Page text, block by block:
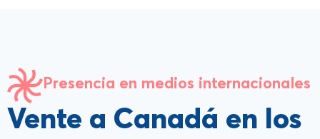
Presencia en medios internacionales
Vente a Canadá en los